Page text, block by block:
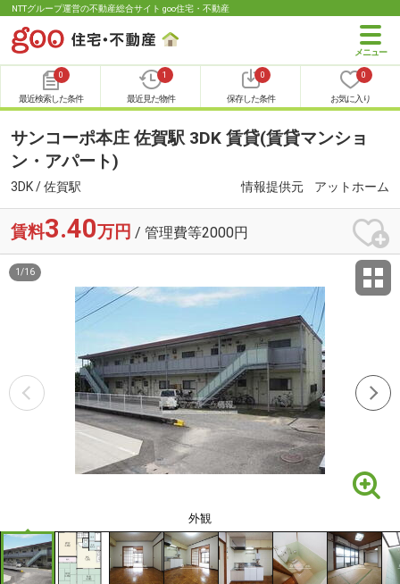
NTTグループ運営の不動産総合サイト goo住宅・不動産
0
最近検索した条件
1
最近見た物件
0
保存した条件
0
お気に入り
サンコーポ本庄 佐賀駅 3DK 賃貸(賃貸マンショ
ン・アパート)
3DK / 佐賀駅 情報提供元 アットホーム
賃料3.40万円 / 管理費等2000円
外観
1 /16